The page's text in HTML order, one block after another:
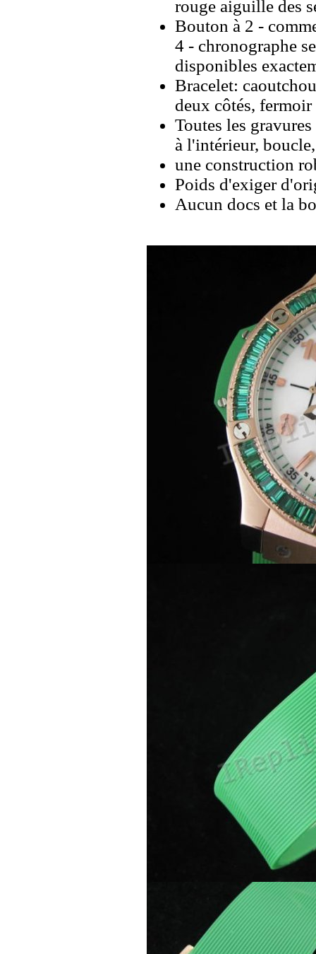
rouge aiguille des
Bouton à 2 -
4 - chronographe
disponibles
Bracelet:
deux côtés,
Toutes les
à l'intérieur,
une construction
Poids d'exiger
Aucun docs et la